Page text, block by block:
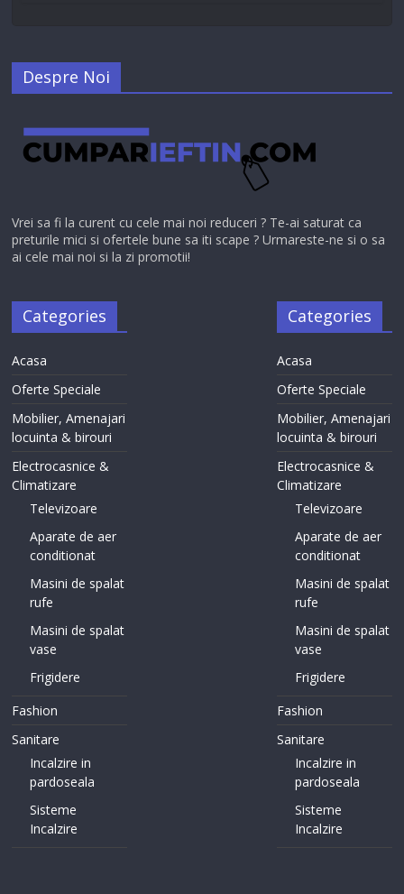
Despre Noi
Vrei sa fi la curent cu cele mai noi reduceri ? Te-ai saturat ca
preturile mici si ofertele bune sa iti scape ? Urmareste-ne si o sa
ai cele mai noi si la zi promotii!
Categories
Acasa
Oferte Speciale
Mobilier, Amenajari
locuinta & birouri
Electrocasnice &
Climatizare
Televizoare
Aparate de aer
conditionat
Masini de spalat
rufe
Masini de spalat
vase
Frigidere
Fashion
Sanitare
Incalzire in
pardoseala
Sisteme
Incalzire
Categories
Acasa
Oferte Speciale
Mobilier, Amenajari
locuinta & birouri
Electrocasnice &
Climatizare
Televizoare
Aparate de aer
conditionat
Masini de spalat
rufe
Masini de spalat
vase
Frigidere
Fashion
Sanitare
Incalzire in
pardoseala
Sisteme
Incalzire